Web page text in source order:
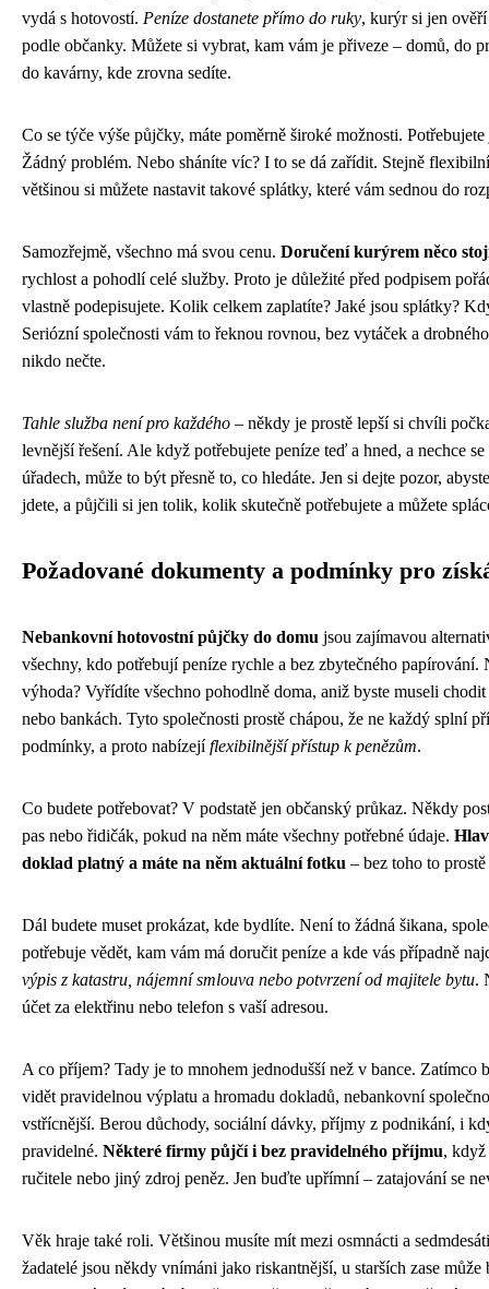
vydá s hotovostí. Peníze dostanete přímo do ruky, kurýr si jen
podle občanky. Můžete si vybrat, kam vám je přiveze – domů, do
do kavárny, kde zrovna sedíte.
Co se týče výše půjčky, máte poměrně široké možnosti.
Žádný problém. Nebo sháníte víc? I to se dá zařídit. Stejně
většinou si můžete nastavit takové splátky, které vám sednou do
Samozřejmě, všechno má svou cenu. Doručení kurýrem něco
rychlost a pohodlí celé služby. Proto je důležité před podpisem
vlastně podepisujete. Kolik celkem zaplatíte? Jaké jsou splátky?
Seriózní společnosti vám to řeknou rovnou, bez vytáček a
nikdo nečte.
Tahle služba není pro každého – někdy je prostě lepší si chvíli
levnější řešení. Ale když potřebujete peníze teď a hned, a nechce
úřadech, může to být přesně to, co hledáte. Jen si dejte pozor,
jdete, a půjčili si jen tolik, kolik skutečně potřebujete a můžete
Požadované dokumenty a podmínky pro
Nebankovní hotovostní půjčky do domu jsou zajímavou
všechny, kdo potřebují peníze rychle a bez zbytečného papírování.
výhoda? Vyřídíte všechno pohodlně doma, aniž byste museli
nebo bankách. Tyto společnosti prostě chápou, že ne každý splní
podmínky, a proto nabízejíflexibilnější přístup k penězům.
Co budete potřebovat? V podstatě jen občanský průkaz. Někdy
pas nebo řidičák, pokud na něm máte všechny potřebné údaje.
doklad platný a máte na něm aktuální fotku – bez toho to
Dál budete muset prokázat, kde bydlíte. Není to žádná šikana,
potřebuje vědět, kam vám má doručit peníze a kde vás případně
výpis z katastru, nájemní smlouva nebo potvrzení od majitele bytu.
účet za elektřinu nebo telefon s vaší adresou.
A co příjem? Tady je to mnohem jednodušší než v bance. Zatímco
vidět pravidelnou výplatu a hromadu dokladů, nebankovní
vstřícnější. Berou důchody, sociální dávky, příjmy z podnikání, i
pravidelné. Některé firmy půjčí i bez pravidelného příjmu, když
ručitele nebo jiný zdroj peněz. Jen buďte upřímní – zatajování se
Věk hraje také roli. Většinou musíte mít mezi osmnácti a
žadatelé jsou někdy vnímáni jako riskantnější, u starších zase může